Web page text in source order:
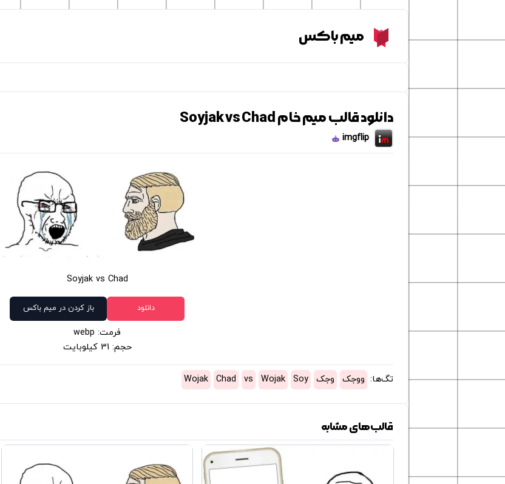
Meme Boxمیم باکس
دانلود قالب میم خام Soyjak vs Chad
imgflip
Soyjak vs Chad
دانلود باز کردن در میم باکس
فرمت: webp
حجم: 31 کیلوبایت
تگ‌ها: ووجک وجک Soy
Wojak
vs
Chad
Wojak
قالب‌های مشابه